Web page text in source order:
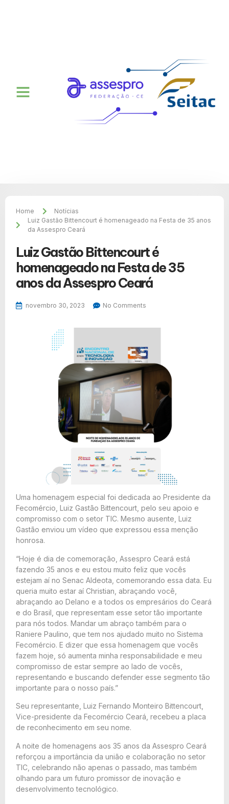
Home
Notícias
Luiz Gastão Bittencourt é homenageado na Festa de 35 anos
da Assespro Ceará
Luiz Gastão Bittencourt é
homenageado na Festa de 35
anos da Assespro Ceará
novembro 30, 2023 No Comments
Uma homenagem especial foi dedicada ao Presidente da
Fecomércio, Luiz Gastão Bittencourt, pelo seu apoio e
compromisso com o setor TIC. Mesmo ausente, Luiz
Gastão enviou um vídeo que expressou essa menção
honrosa.
“Hoje é dia de comemoração, Assespro Ceará está
fazendo 35 anos e eu estou muito feliz que vocês
estejam aí no Senac Aldeota, comemorando essa data. Eu
queria muito estar aí Christian, abraçando você,
abraçando ao Delano e a todos os empresários do Ceará
e do Brasil, que representam esse setor tão importante
para nós todos. Mandar um abraço também para o
Raniere Paulino, que tem nos ajudado muito no Sistema
Fecomércio. E dizer que essa homenagem que vocês
fazem hoje, só aumenta minha responsabilidade e meu
compromisso de estar sempre ao lado de vocês,
representando e buscando defender esse segmento tão
importante para o nosso país.”
Seu representante, Luiz Fernando Monteiro Bittencourt,
Vice-presidente da Fecomércio Ceará, recebeu a placa
de reconhecimento em seu nome.
A noite de homenagens aos 35 anos da Assespro Ceará
reforçou a importância da união e colaboração no setor
TIC, celebrando não apenas o passado, mas também
olhando para um futuro promissor de inovação e
desenvolvimento tecnológico.